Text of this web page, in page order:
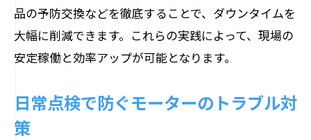
品の予防交換などを徹底することで、ダウンタイムを
大幅に削減できます。これらの実践によって、現場の
安定稼働と効率アップが可能となります。
日常点検で防ぐモーターのトラブル対
策